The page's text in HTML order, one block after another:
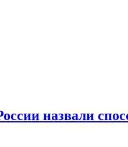
назвали